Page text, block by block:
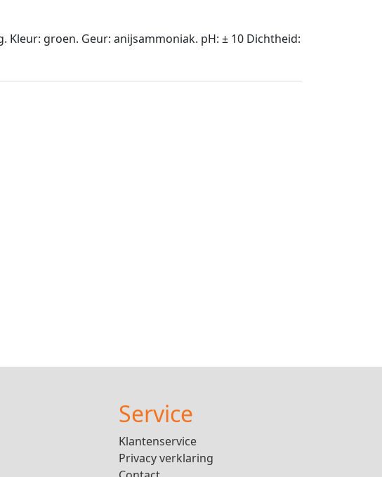
groen. Geur: anijsammoniak. pH: ± 10 Dichtheid:
Service
Klantenservice
Privacy verklaring